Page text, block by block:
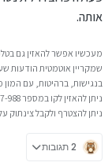
אותה.
מעכשיו אפשר להאזין גם
שמקריין אוטמטית הודעות
בנגישות, ברהיטות, עם המון
ניתן להאזין לקו במספר 02-3137-988
ניתן להצטרף ולקבל צינתוק
2 תגובות